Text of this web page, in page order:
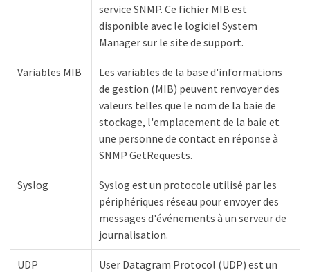
service SNMP. Ce fichier MIB est
disponible avec le logiciel System
Manager sur le site de support.
Variables MIB
Les variables de la base d'informations
de gestion (MIB) peuvent renvoyer des
valeurs telles que le nom de la baie de
stockage, l'emplacement de la baie et
une personne de contact en réponse à
SNMP GetRequests.
Syslog
Syslog est un protocole utilisé par les
périphériques réseau pour envoyer des
messages d'événements à un serveur de
journalisation.
UDP
User Datagram Protocol (UDP) est un